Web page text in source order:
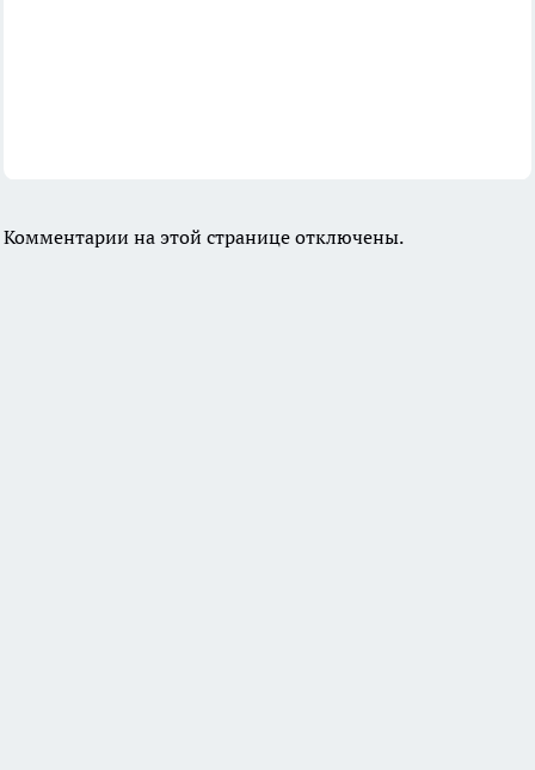
Комментарии на этой странице отключены.